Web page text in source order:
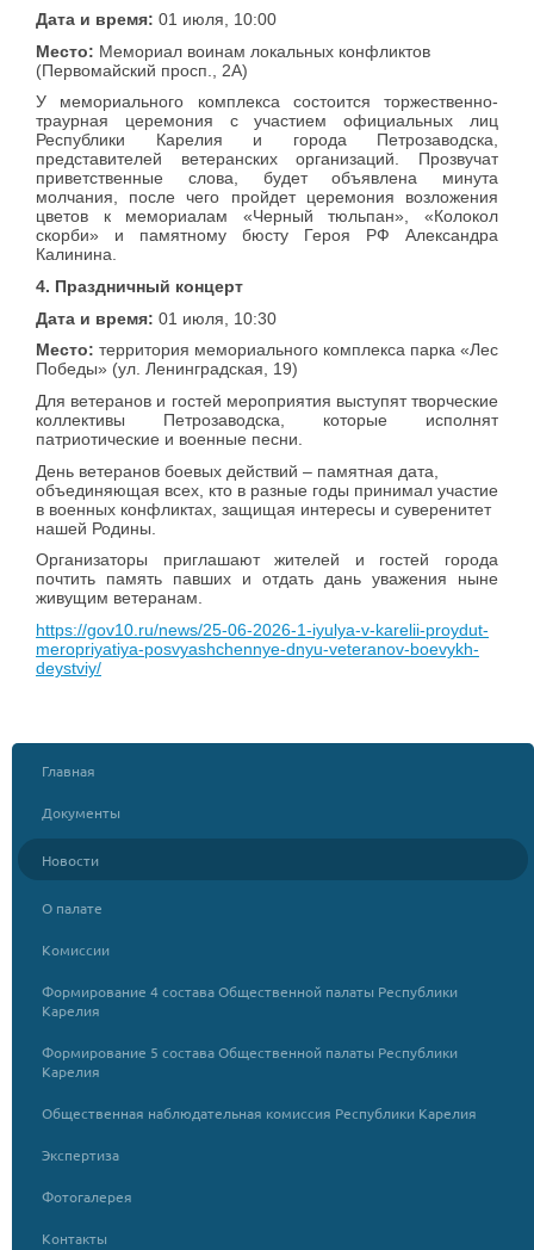
Дата и время: 01 июля, 10:00
Место: Мемориал воинам локальных конфликтов
(Первомайский просп., 2А)
У мемориального комплекса состоится торжественно-
траурная церемония с участием официальных лиц
Республики Карелия и города Петрозаводска,
представителей ветеранских организаций. Прозвучат
приветственные слова, будет объявлена минута
молчания, после чего пройдет церемония возложения
цветов к мемориалам «Черный тюльпан», «Колокол
скорби» и памятному бюсту Героя РФ Александра
Калинина.
4. Праздничный концерт
Дата и время: 01 июля, 10:30
Место: территория мемориального комплекса парка «Лес
Победы» (ул. Ленинградская, 19)
Для ветеранов и гостей мероприятия выступят творческие
коллективы Петрозаводска, которые исполнят
патриотические и военные песни.
День ветеранов боевых действий – памятная дата,
объединяющая всех, кто в разные годы принимал участие
в военных конфликтах, защищая интересы и суверенитет
нашей Родины.
Организаторы приглашают жителей и гостей города
почтить память павших и отдать дань уважения ныне
живущим ветеранам.
https://gov10.ru/news/25-06-2026-1-iyulya-v-karelii-proydut-
meropriyatiya-posvyashchennye-dnyu-veteranov-boevykh-
deystviy/
Главная
Документы
Новости
О палате
Комиссии
Формирование 4 состава Общественной палаты Республики
Карелия
Формирование 5 состава Общественной палаты Республики
Карелия
Общественная наблюдательная комиссия Республики Карелия
Экспертиза
Фотогалерея
Контакты